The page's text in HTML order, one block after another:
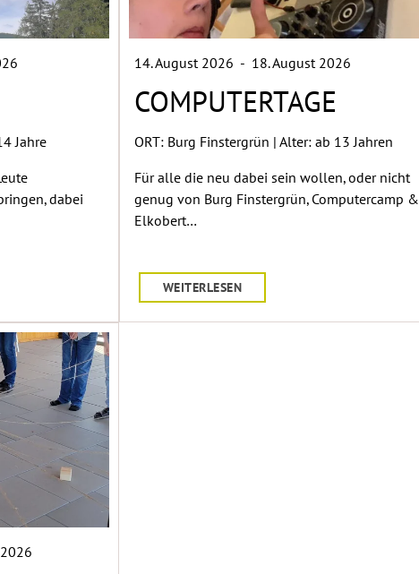
Jahre
dabei
14. August 2026 - 18. August 2026
COMPUTERTAGE
ORT: Burg Finstergrün | Alter: ab 13 Jahren
Für alle die neu dabei sein wollen, oder nicht
genug von Burg Finstergrün, Computercamp &
Elkobert…
WEITERLESEN